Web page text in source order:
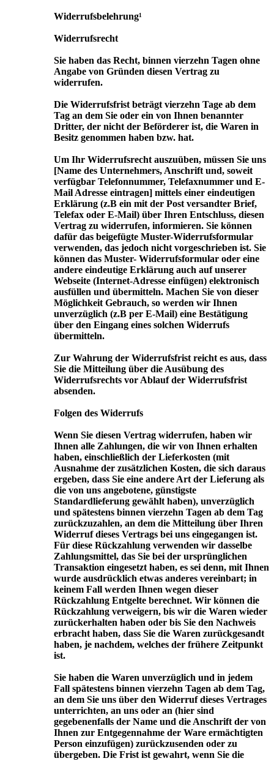
Widerrufsbelehrung¹
Widerrufsrecht
Sie haben das Recht, binnen vierzehn Tagen ohne
Angabe von Gründen diesen Vertrag zu
widerrufen.
Die Widerrufsfrist beträgt vierzehn Tage ab dem
Tag an dem Sie oder ein von Ihnen benannter
Dritter, der nicht der Beförderer ist, die Waren in
Besitz genommen haben bzw. hat.
Um Ihr Widerrufsrecht auszuüben, müssen Sie uns
[Name des Unternehmers, Anschrift und, soweit
verfügbar Telefonnummer, Telefaxnummer und E-
Mail Adresse eintragen] mittels einer eindeutigen
Erklärung (z.B ein mit der Post versandter Brief,
Telefax oder E-Mail) über Ihren Entschluss, diesen
Vertrag zu widerrufen, informieren. Sie können
dafür das beigefügte Muster-Widerrufsformular
verwenden, das jedoch nicht vorgeschrieben ist. Sie
können das Muster- Widerrufsformular oder eine
andere eindeutige Erklärung auch auf unserer
Webseite (Internet-Adresse einfügen) elektronisch
ausfüllen und übermitteln. Machen Sie von dieser
Möglichkeit Gebrauch, so werden wir Ihnen
unverzüglich (z.B per E-Mail) eine Bestätigung
über den Eingang eines solchen Widerrufs
übermitteln.
Zur Wahrung der Widerrufsfrist reicht es aus, dass
Sie die Mitteilung über die Ausübung des
Widerrufsrechts vor Ablauf der Widerrufsfrist
absenden.
Folgen des Widerrufs
Wenn Sie diesen Vertrag widerrufen, haben wir
Ihnen alle Zahlungen, die wir von Ihnen erhalten
haben, einschließlich der Lieferkosten (mit
Ausnahme der zusätzlichen Kosten, die sich daraus
ergeben, dass Sie eine andere Art der Lieferung als
die von uns angebotene, günstigste
Standardlieferung gewählt haben), unverzüglich
und spätestens binnen vierzehn Tagen ab dem Tag
zurückzuzahlen, an dem die Mitteilung über Ihren
Widerruf dieses Vertrags bei uns eingegangen ist.
Für diese Rückzahlung verwenden wir dasselbe
Zahlungsmittel, das Sie bei der ursprünglichen
Transaktion eingesetzt haben, es sei denn, mit Ihnen
wurde ausdrücklich etwas anderes vereinbart; in
keinem Fall werden Ihnen wegen dieser
Rückzahlung Entgelte berechnet. Wir können die
Rückzahlung verweigern, bis wir die Waren wieder
zurückerhalten haben oder bis Sie den Nachweis
erbracht haben, dass Sie die Waren zurückgesandt
haben, je nachdem, welches der frühere Zeitpunkt
ist.
Sie haben die Waren unverzüglich und in jedem
Fall spätestens binnen vierzehn Tagen ab dem Tag,
an dem Sie uns über den Widerruf dieses Vertrages
unterrichten, an uns oder an (hier sind
gegebenenfalls der Name und die Anschrift der von
Ihnen zur Entgegennahme der Ware ermächtigten
Person einzufügen) zurückzusenden oder zu
übergeben. Die Frist ist gewahrt, wenn Sie die